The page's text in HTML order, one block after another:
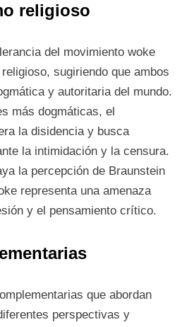
religioso
del movimiento woke
sugiriendo que ambos
y autoritaria del mundo.
más dogmáticas, el
la disidencia y busca
la intimidación y la censura.
la percepción de Braunstein
representa una amenaza
y el pensamiento crítico.
que abordan
perspectivas y